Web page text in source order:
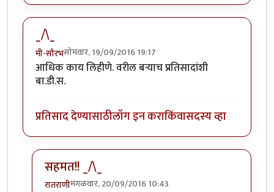
_/\_
मी-सौरभसोमवार, 19/09/2016 19:17
आधिक काय लिहीणे. वरील बर्‍याच प्रतिसादांशी
बा.डी.स.
प्रतिसाद देण्यासाठीलॉग इन कराकिंवासदस्य व्हा
सहमत!! _/\_
रातराणीमंगळवार, 20/09/2016 10:43